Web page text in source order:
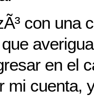
con una
en el
mi cuenta,